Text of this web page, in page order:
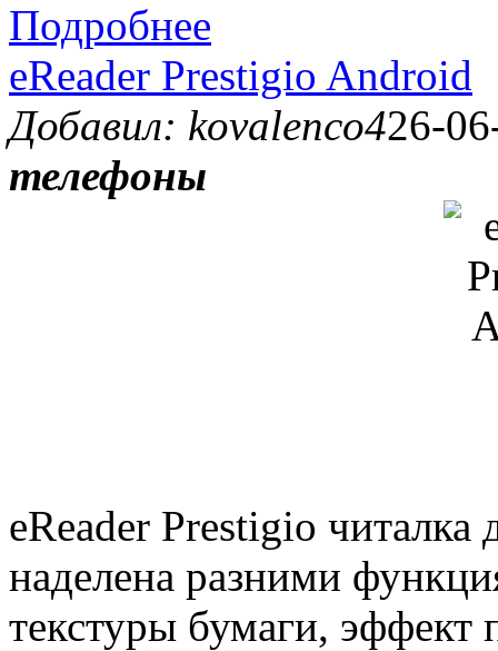
Подробнее
eReader Prestigio Android
Добавил: kovalenco426-
телефоны
eReader Prestigio
наделена разними
текстуры бумаги, эффект